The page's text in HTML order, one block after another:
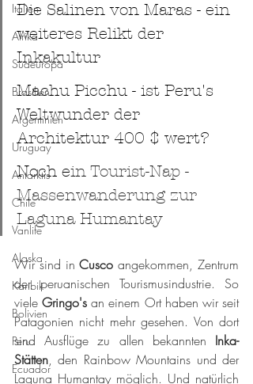
Italien
Afrika
Südeuropa
Brasilien
Argentinien
Uruguay
Antarktis
Chile
Vanlife
Alaska
Karibik
Bolivien
Peru
Ecuador
Die Salinen von Maras - ein
weiteres Relikt der
Inkakultur
Machu Picchu - ist Peru's
Weltwunder der
Architektur 400 $ wert?
Noch ein Tourist-Nap -
Massenwanderung zur
Laguna Humantay
Wir sind in Cusco angekommen, Zentrum
der peruanischen Tourismusindustrie. So
viele Gringo's an einem Ort haben wir seit
Patagonien nicht mehr gesehen. Von dort
sind Ausflüge zu allen bekannten Inka-
Stätten, den Rainbow Mountains und der
Laguna Humantay möglich. Und natürlich